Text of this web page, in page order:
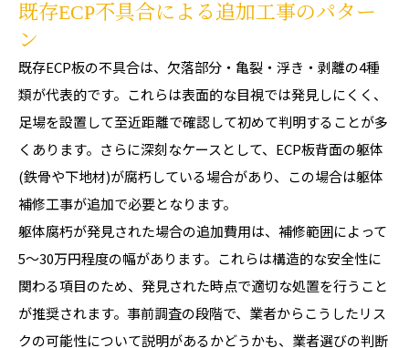
既存ECP不具合による追加工事のパター
ン
既存ECP板の不具合は、欠落部分・亀裂・浮き・剥離の4種
類が代表的です。これらは表面的な目視では発見しにくく、
足場を設置して至近距離で確認して初めて判明することが多
くあります。さらに深刻なケースとして、ECP板背面の躯体
(鉄骨や下地材)が腐朽している場合があり、この場合は躯体
補修工事が追加で必要となります。
躯体腐朽が発見された場合の追加費用は、補修範囲によって
5〜30万円程度の幅があります。これらは構造的な安全性に
関わる項目のため、発見された時点で適切な処置を行うこと
が推奨されます。事前調査の段階で、業者からこうしたリス
クの可能性について説明があるかどうかも、業者選びの判断